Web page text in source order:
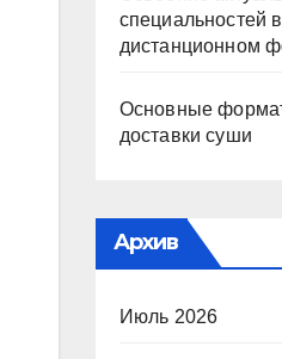
специальностей в
дистанционном
Основные
доставки суши
Архив
Июль 2026